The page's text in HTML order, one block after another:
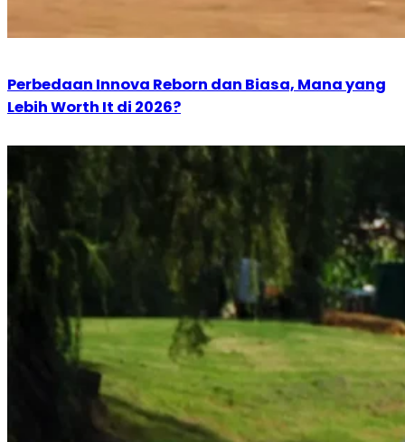
Perbedaan Innova Reborn dan Biasa, Mana yang
Lebih Worth It di 2026?